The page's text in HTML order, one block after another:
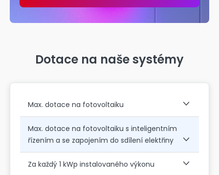
Dotace na naše systémy
Max. dotace na fotovoltaiku
Max. dotace na fotovoltaiku s inteligentním
řízením a se zapojením do sdílení elektřiny
Za každý 1 kWp instalovaného výkonu